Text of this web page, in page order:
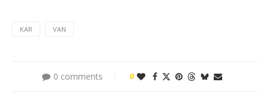
KAR VAN
0 comments 0